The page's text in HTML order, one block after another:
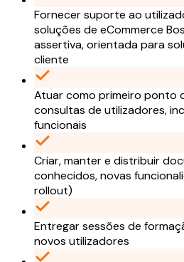
Fornecer suporte ao
soluções de eCommerce
assertiva, orientada para
cliente
Atuar como primeiro ponto
consultas de utilizadores,
funcionais
Criar, manter e distribuir
conhecidos, novas
rollout)
Entregar sessões de
novos utilizadores